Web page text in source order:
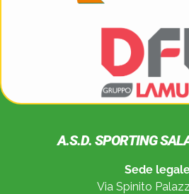
A.S.D. SPORTING
Sede
Via Spinito